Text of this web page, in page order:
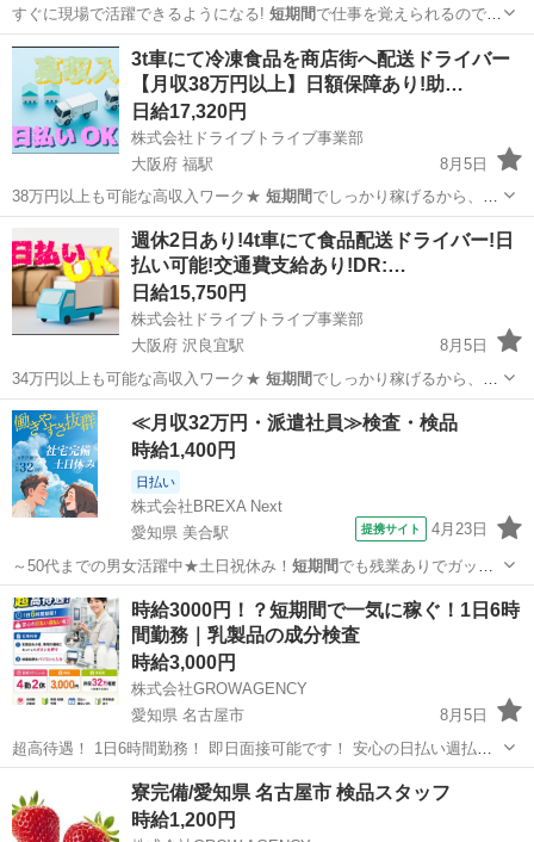
すぐに現場で活躍できるようになる! 短期間 で仕事を覚えられるので、
早く働きたい方…
滋賀 野洲市 篠原駅 倉庫 製造工場
3t車にて冷凍食品を商店街へ配送ドライバー
【月収38万円以上】日額保障あり!助…
日給17,320円
株式会社ドライブトライブ事業部
大阪府 福駅
8月5日
38万円以上も可能な高収入ワーク★ 短期間 でしっかり稼げるから、貯
金もバッチリ♪…
大阪市 福駅 ドライバー 短期間
週休2日あり!4t車にて食品配送ドライバー!日
払い可能!交通費支給あり!DR:…
日給15,750円
株式会社ドライブトライブ事業部
大阪府 沢良宜駅
8月5日
34万円以上も可能な高収入ワーク★ 短期間 でしっかり稼げるから、貯
金もバッチリ♪…
大阪 茨木市 沢良宜駅 ドライバー 短期間
≪月収32万円・派遣社員≫検査・検品
時給1,400円
日払い
株式会社BREXA Next
愛知県 美合駅
提携サイト 4月23日
～50代までの男女活躍中★土日祝休み！ 短期間でも残業ありでガッツ
リ稼げます！日払い…
愛知 岡崎市 美合駅 その他
時給3000円！？短期間で一気に稼ぐ！1日6時
間勤務｜乳製品の成分検査
時給3,000円
株式会社GROWAGENCY
愛知県 名古屋市
8月5日
超高待遇！ 1日6時間勤務！ 即日面接可能です！ 安心の日払い週払い
有♪ お仕事内容は3日あればマスターできちゃう簡単な内容！ 【仕事内
容】 乳製品を少量、専用の機械にセットしてボタンを押す 検査結果
を...
名古屋市 その他 時給
寮完備/愛知県 名古屋市 検品スタッフ
時給1,200円